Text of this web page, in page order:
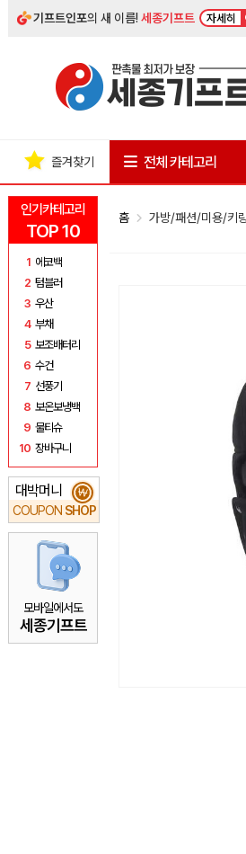
기프트인포의 새 이름!세종기프트 자세히
인기카테고리
TOP 10
1 에코백
2 텀블러
3 우산
4 부채
5 보조배터리
6 수건
7 선풍기
8 보온보냉백
9 물티슈
10 장바구니
대박머니
COUPON SHOP
₩
모바일에서도
세종기프트
즐겨찾기 전체 카테고리
홈 가방/패션/미용/키링